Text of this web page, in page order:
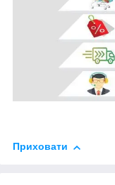
Приховати